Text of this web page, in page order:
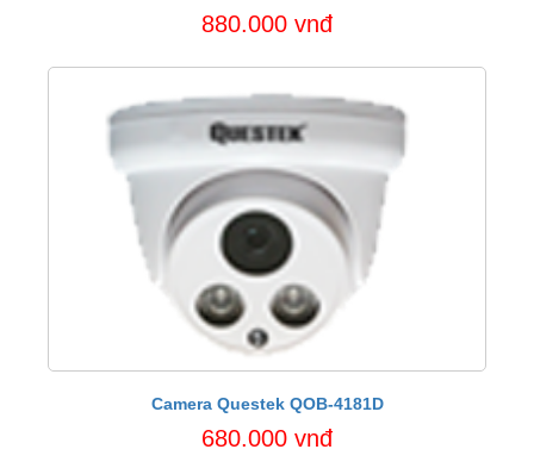
880.000 vnđ
Camera Questek QOB-4181D
680.000 vnđ